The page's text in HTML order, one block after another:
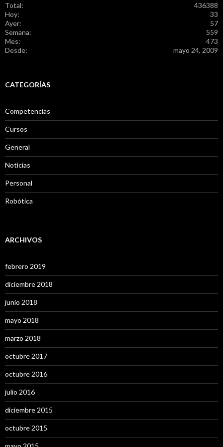
436388
Total:
33
Hoy:
57
Ayer:
559
Semana:
473
Mes:
mayo 24, 2009
Desde:
CATEGORÍAS
Competencias
Cursos
General
Noticias
Personal
Robótica
ARCHIVOS
febrero 2019
diciembre 2018
junio 2018
mayo 2018
marzo 2018
octubre 2017
octubre 2016
julio 2016
diciembre 2015
octubre 2015